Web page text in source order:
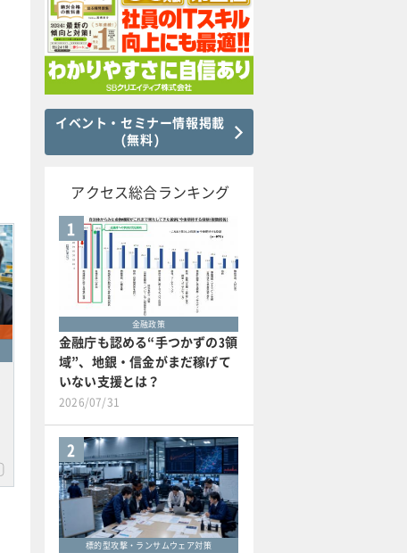
イベント・セミナー情報掲載
(無料)
アクセス総合ランキング
1
金融政策
金融庁も認める“手つかずの3領
域”、地銀・信金がまだ稼げて
いない支援とは？
2026/07/31
2
標的型攻撃・ランサムウェア対策